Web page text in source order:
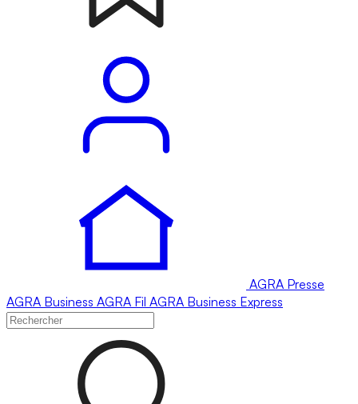
AGRA Presse
AGRA Business AGRA Fil AGRA Business Express